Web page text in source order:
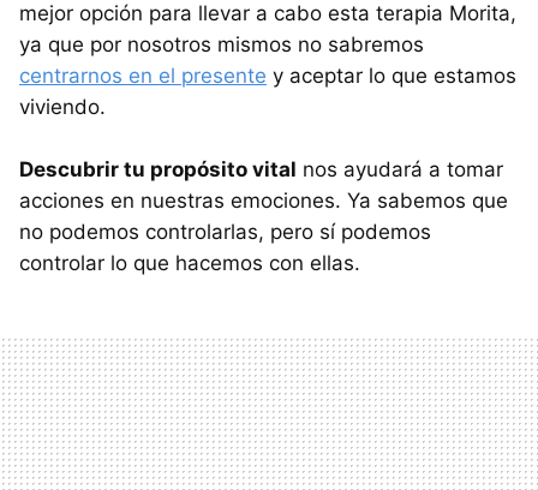
mejor opción para llevar a cabo esta terapia Morita,
ya que por nosotros mismos no sabremos
centrarnos en el presente y aceptar lo que estamos
viviendo.
Descubrir tu propósito vital nos ayudará a tomar
acciones en nuestras emociones. Ya sabemos que
no podemos controlarlas, pero sí podemos
controlar lo que hacemos con ellas.